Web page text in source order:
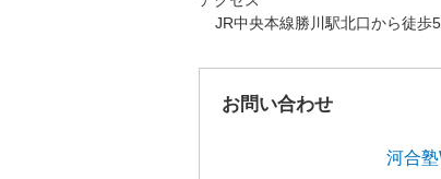
JR中央本線勝川駅北口から徒歩
お問い合わせ
河合